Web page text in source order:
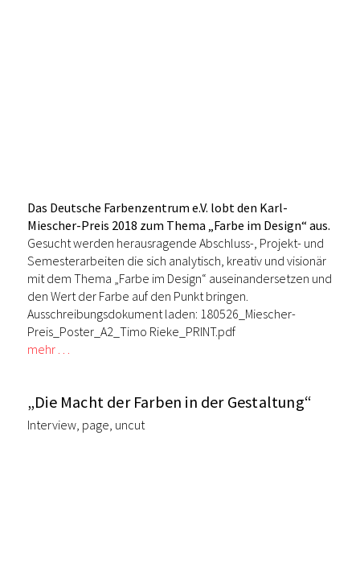
Das Deutsche Farbenzentrum e.V. lobt den Karl-
Miescher-Preis 2018 zum Thema „Farbe im Design“ aus.
Gesucht werden herausragende Abschluss-, Projekt- und
Semesterarbeiten die sich analytisch, kreativ und visionär
mit dem Thema „Farbe im Design“ auseinandersetzen und
den Wert der Farbe auf den Punkt bringen.
Ausschreibungsdokument laden: 180526_Miescher-
Preis_Poster_A2_Timo Rieke_PRINT.pdf
mehr …
„Die Macht der Farben in der Gestaltung“
Interview, page, uncut